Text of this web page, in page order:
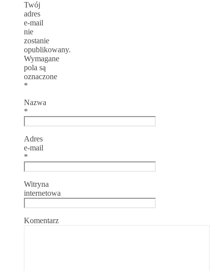
Twój
adres
e-mail
nie
zostanie
opublikowany.
Wymagane
pola są
oznaczone
*
Nazwa
*
Adres
e-mail
*
Witryna
internetowa
Komentarz